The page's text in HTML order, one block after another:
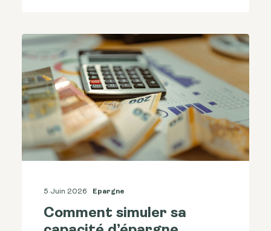
5 Juin 2026 Epargne
Comment simuler sa